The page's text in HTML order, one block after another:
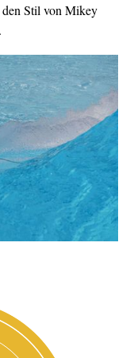
den Stil von Mikey